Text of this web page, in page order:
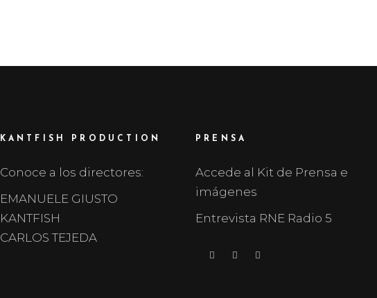
KANTFISH PRODUCTION
Conoce a los directores:
EMANUELE GIUSTO
KANTFISH
CARLOS TEJEDA
PRENSA
Accede al Kit de Prensa e
imágenes
Entrevista RNE Radio 5